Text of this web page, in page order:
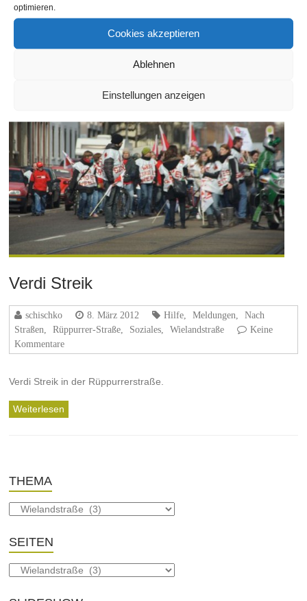
optimieren.
Cookies akzeptieren
Ablehnen
Einstellungen anzeigen
Weiterlesen
Verdi Streik
schischko 8. März 2012 Hilfe Meldungen
Nach
Straßen
Rüppurrer-Straße Soziales Wielandstraße
Keine
Kommentare
Verdi Streik in der Rüppurrerstraße.
Weiterlesen
THEMA
SEITEN